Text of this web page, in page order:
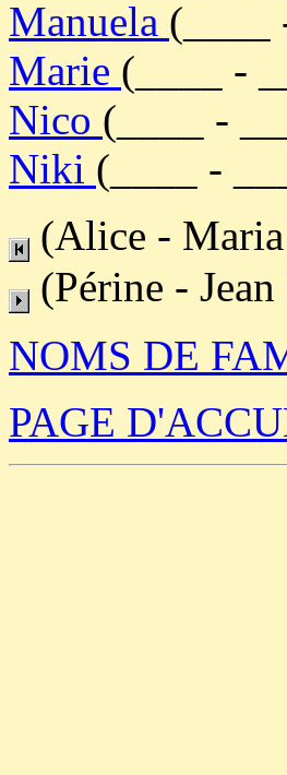
Manuela (____
Marie (____ -
Nico (____ -
Niki (____ -
(Alice -
(Périne -
NOMS DE
PAGE